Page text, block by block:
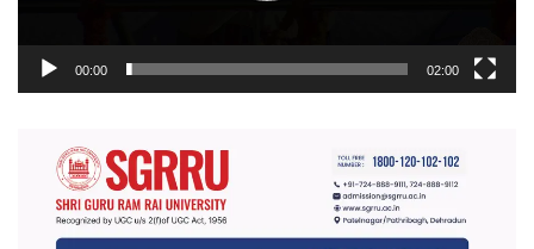
00:00 02:00